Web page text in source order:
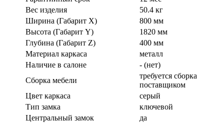
Вес изделия
50.4 кг
Ширина (Габарит X)
800 мм
Высота (Габарит Y)
1820 мм
Глубина (Габарит Z)
400 мм
Материал каркаса
металл
Наличие в салоне
- (нет)
Сборка мебели
требуется сборка
поставщиком
Цвет каркаса
серый
Тип замка
ключевой
Центральный замок
да